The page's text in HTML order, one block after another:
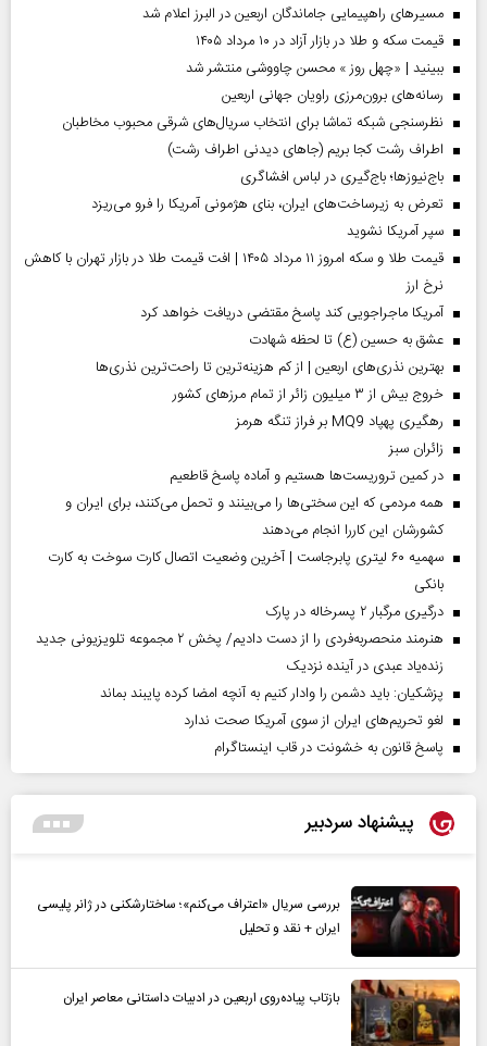
مسیر‌های راهپیمایی جاماندگان اربعین در البرز اعلام شد
قیمت سکه و طلا در بازار آزاد در ۱۰ مرداد ۱۴۰۵
ببینید | «چهل روز » محسن چاووشی منتشر شد
رسانه‌های برون‌مرزی راویان جهانی اربعین
نظرسنجی شبکه تماشا برای انتخاب سریال‌های شرقی محبوب مخاطبان
اطراف رشت کجا بریم (جاهای دیدنی اطراف رشت)
باج‌نیوزها؛ باج‌گیری در لباس افشاگری
تعرض به زیرساخت‌های ایران، بنای هژمونی آمریکا را فرو می‌ریزد
سپر آمریکا نشوید
قیمت طلا و سکه امروز ۱۱ مرداد ۱۴۰۵ | افت قیمت طلا در بازار تهران با کاهش
نرخ ارز
آمریکا ماجراجویی کند پاسخ مقتضی دریافت خواهد کرد
عشق به حسین (ع) تا لحظه شهادت
بهترین نذری‌های اربعین | از کم هزینه‌ترین تا راحت‌ترین نذری‌ها
خروج بیش از ۳ میلیون زائر از تمام مرز‌های کشور
رهگیری پهپاد MQ9 بر فراز تنگه هرمز
‌زائران سبز
در کمین تروریست‌ها هستیم و آماده پاسخ قاطعیم
همه مردمی که این سختی‌ها را می‌بینند و تحمل می‌کنند، برای ایران و
کشورشان این کاررا انجام می‌دهند
سهمیه ۶۰ لیتری پابرجاست | آخرین وضعیت اتصال کارت سوخت به کارت
بانکی
درگیری مرگبار ۲ پسرخاله در پارک
هنرمند منحصر‌به‌فردی را از دست دادیم/ پخش ۲ مجموعه تلویزیونی جدید
زنده‌یاد عبدی در آینده نزدیک
پزشکیان: باید دشمن را وادار کنیم به آنچه امضا کرده پایبند بماند
لغو تحریم‌های ایران از سوی آمریکا صحت ندارد
پاسخ قانون به خشونت در قاب اینستاگرام
پیشنهاد سردبیر
بررسی سریال «اعتراف می‌کنم»؛ ساختارشکنی در ژانر پلیسی
ایران + نقد و تحلیل
بازتاب پیاده‌روی اربعین در ادبیات داستانی معاصر ایران